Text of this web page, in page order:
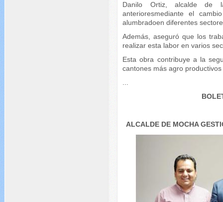
Danilo Ortiz, alcalde de
anterioresmediante el
alumbradoen diferentes
Además, aseguró que los
realizar esta labor en varios
Esta obra contribuye a la
cantones más agro
ALCALDE DE MOCHA